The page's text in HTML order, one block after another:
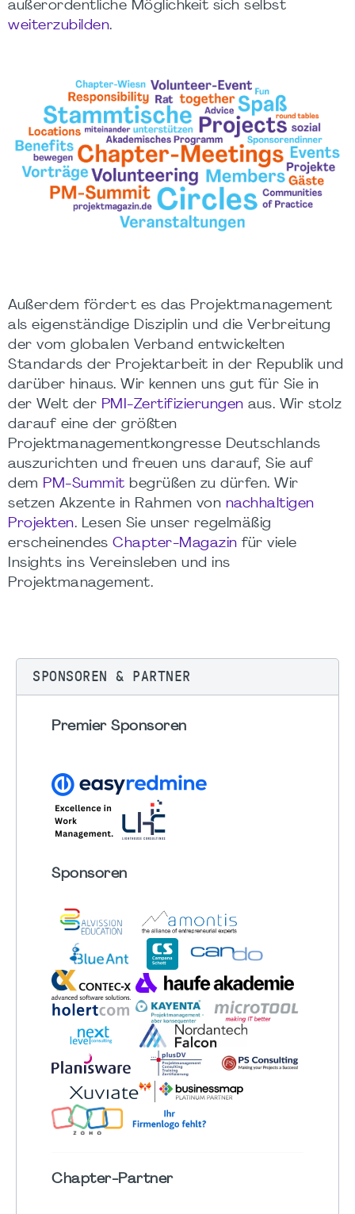
außerordentliche Möglichkeit sich selbst
weiterzubilden.
Außerdem fördert es das Projektmanagement
als eigenständige Disziplin und die Verbreitung
der vom globalen Verband entwickelten
Standards der Projektarbeit in der Republik und
darüber hinaus. Wir kennen uns gut für Sie in
der Welt der PMI-Zertifizierungen aus. Wir stolz
darauf eine der größten
Projektmanagementkongresse Deutschlands
auszurichten und freuen uns darauf, Sie auf
dem PM-Summit begrüßen zu dürfen. Wir
setzen Akzente in Rahmen von nachhaltigen
Projekten. Lesen Sie unser regelmäßig
erscheinendes Chapter-Magazin für viele
Insights ins Vereinsleben und ins
Projektmanagement.
SPONSOREN & PARTNER
Premier Sponsoren
Sponsoren
Chapter-Partner